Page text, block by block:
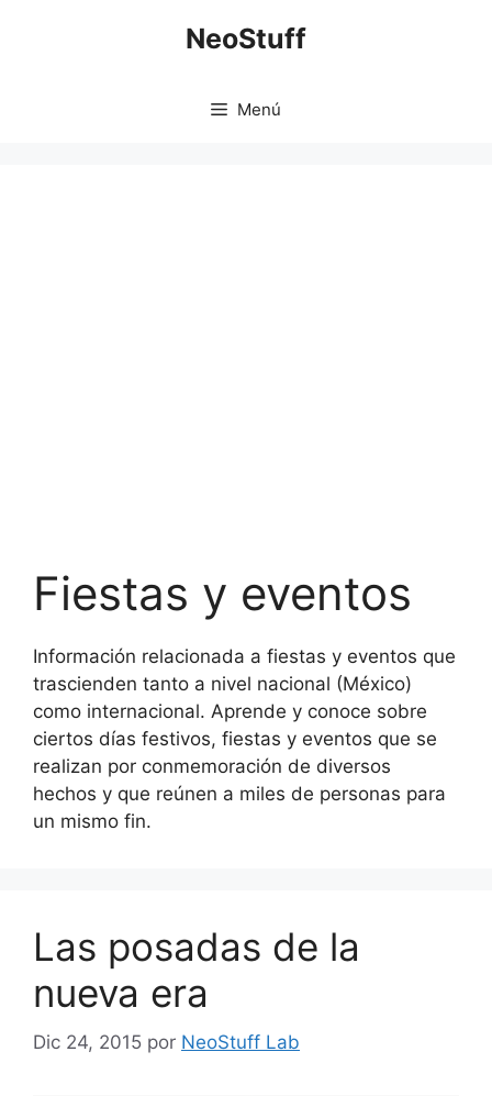
NeoStuff
Menú
Fiestas y eventos
Información relacionada a fiestas y eventos que
trascienden tanto a nivel nacional (México)
como internacional. Aprende y conoce sobre
ciertos días festivos, fiestas y eventos que se
realizan por conmemoración de diversos
hechos y que reúnen a miles de personas para
un mismo fin.
Las posadas de la
nueva era
Dic 24, 2015 por NeoStuff Lab